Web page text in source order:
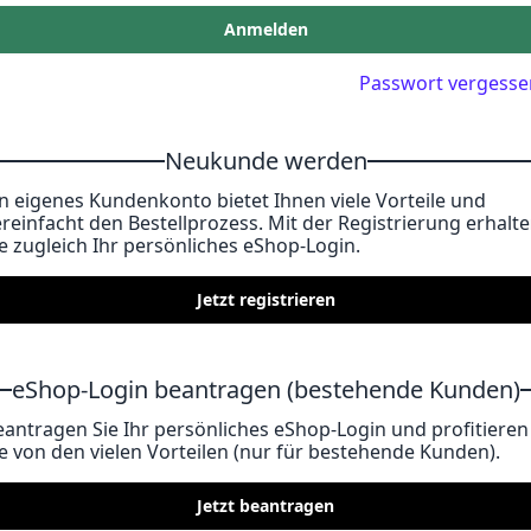
Anmelden
Passwort
Neukunde werden
eigenes Kundenkonto bietet Ihnen viele Vorteile und
den Bestellprozess. Mit der Registrierung
zugleich Ihr persönliches eShop-Login.
Jetzt registrieren
eShop-Login beantragen (bestehende Kunden)
Sie Ihr persönliches eShop-Login und profitieren
von den vielen Vorteilen (nur für bestehende Kunden).
Jetzt beantragen